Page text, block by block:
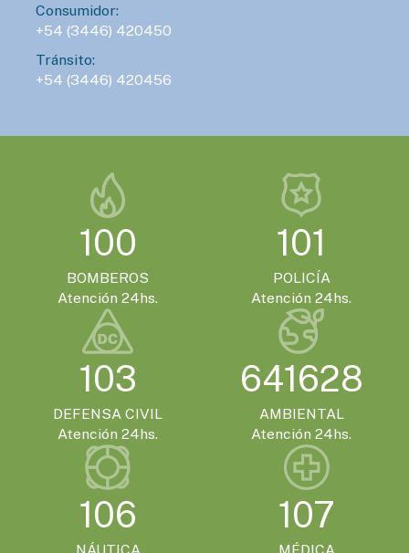
Consumidor:
+54 (3446) 420450
Tránsito:
+54 (3446) 420456
100
BOMBEROS
Atención 24hs.
101
POLICÍA
Atención 24hs.
103
DEFENSA CIVIL
Atención 24hs.
641628
AMBIENTAL
Atención 24hs.
106
NÁUTICA
107
MÉDICA